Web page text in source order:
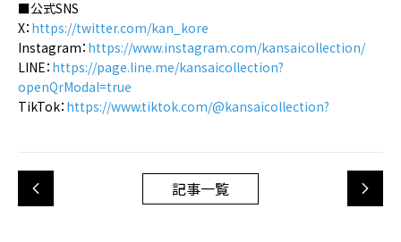
■公式SNS
X： https://twitter.com/kan_kore
Instagram： https://www.instagram.com/kansaicollection/
LINE： https://page.line.me/kansaicollection?
openQrModal=true
TikTok： https://www.tiktok.com/@kansaicollection?
記事一覧